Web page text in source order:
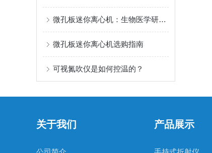
微孔板迷你离心机：生物医学研究的新伙伴
微孔板迷你离心机选购指南
可视氮吹仪是如何控温的？
关于我们 产品展示